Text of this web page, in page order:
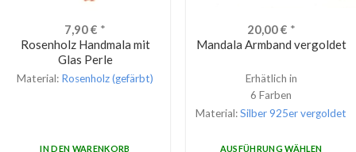
7,90€ *
Rosenholz Handmala mit
Glas Perle
Material: Rosenholz (gefärbt)
IN DEN WARENKORB
20,00€ *
Mandala Armband vergoldet
Erhätlich in
6 Farben
Material:Silber 925er vergoldet
AUSFÜHRUNG WÄHLEN